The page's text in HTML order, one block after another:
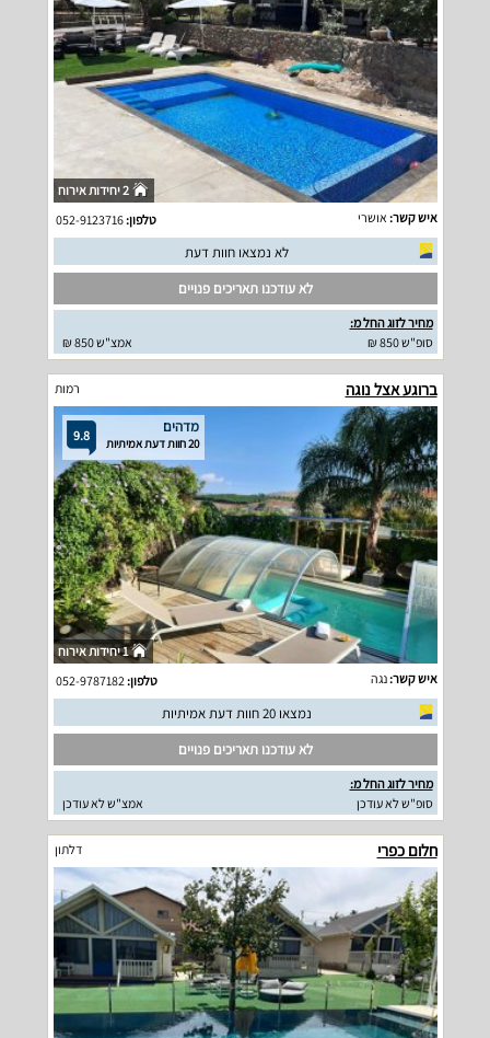
2 יחידות אירוח
איש קשר: אושרי טלפון:052-9123716
לא נמצאו חוות דעת
לא עודכנו תאריכים פנויים
מחיר לזוג החל מ:
סופ"ש 850 ₪
אמצ"ש 850 ₪
ברוגע אצל נוגה רמות
9.8 מדהים
20 חוות דעת אמיתיות
1 יחידות אירוח
איש קשר:נגה טלפון:052-9787182
נמצאו 20 חוות דעת אמיתיות
לא עודכנו תאריכים פנויים
מחיר לזוג החל מ:
סופ"ש לא עודכן
אמצ"ש לא עודכן
חלום כפרי דלתון